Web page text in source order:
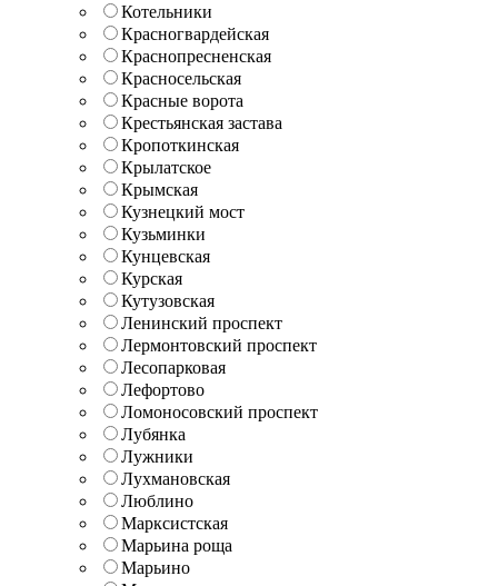
Котельники
Красногвардейская
Краснопресненская
Красносельская
Красные ворота
Крестьянская застава
Кропоткинская
Крылатское
Крымская
Кузнецкий мост
Кузьминки
Кунцевская
Курская
Кутузовская
Ленинский проспект
Лермонтовский проспект
Лесопарковая
Лефортово
Ломоносовский проспект
Лубянка
Лужники
Лухмановская
Люблино
Марксистская
Марьина роща
Марьино